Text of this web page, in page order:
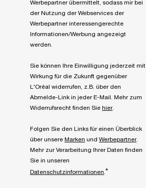
Werbepartner übermittelt, sodass mir bei
der Nutzung der Webservices der
Werbepartner interessengerechte
Informationen/Werbung angezeigt
werden.
Sie können Ihre Einwilligung jederzeit mit
Wirkung für die Zukunft gegenüber
L'Oréal widerrufen, z.B. über den
Abmelde-Link in jeder E-Mail. Mehr zum
Widerrufsrecht finden Sie hier.
Folgen Sie den Links für einen Überblick
über unsere Marken und Werbepartner.
Mehr zur Verarbeitung Ihrer Daten finden
Sie in unseren
Datenschutzinformationen.*